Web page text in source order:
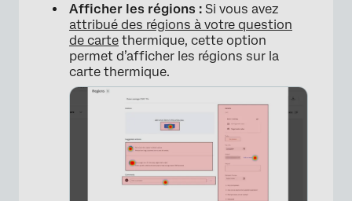
Afficher les régions : Si vous avez
attribué des régions à votre question
de carte thermique, cette option
permet d’afficher les régions sur la
carte thermique.